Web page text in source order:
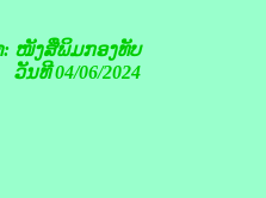
: ໜັງສືພິມກອງທັບ
ວັນທີ 04/06/2024